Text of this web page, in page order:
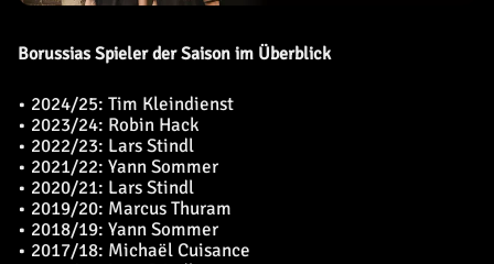
Borussias Spieler der Saison im Überblick
• 2024/25: Tim Kleindienst
• 2023/24: Robin Hack
• 2022/23: Lars Stindl
• 2021/22: Yann Sommer
• 2020/21: Lars Stindl
• 2019/20: Marcus Thuram
• 2018/19: Yann Sommer
• 2017/18: Michaël Cuisance